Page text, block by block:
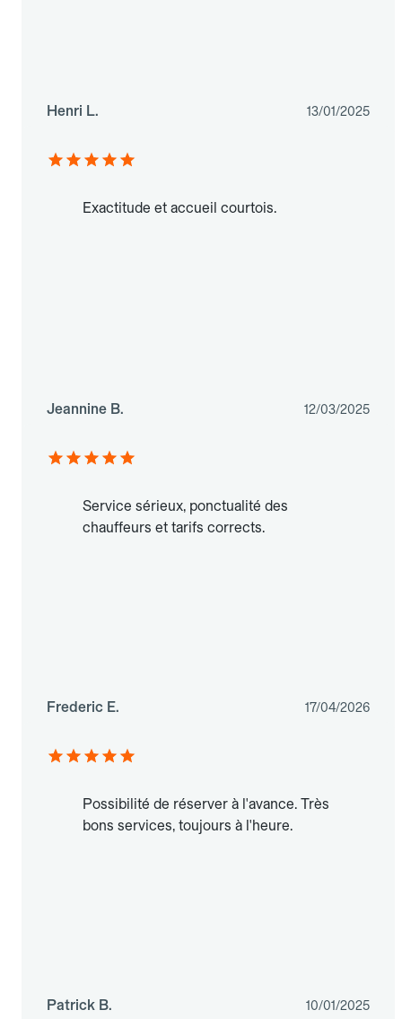
Henri L. 13/01/2025
Exactitude et accueil courtois.
Jeannine B. 12/03/2025
Service sérieux, ponctualité des
chauffeurs et tarifs corrects.
Frederic E. 17/04/2026
Possibilité de réserver à l'avance. Très
bons services, toujours à l'heure.
Patrick B. 10/01/2025